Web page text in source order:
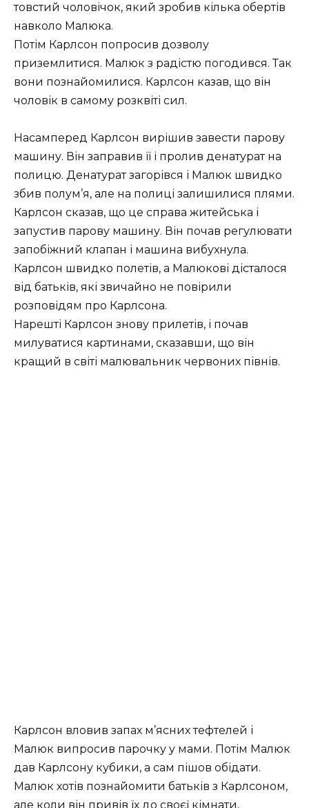
товстий чоловічок, який зробив кілька обертів
навколо Малюка.
Потім Карлсон попросив дозволу
приземлитися. Малюк з радістю погодився. Так
вони познайомилися. Карлсон казав, що він
чоловік в самому розквіті сил.
Насамперед Карлсон вирішив завести парову
машину. Він заправив її і пролив денатурат на
полицю. Денатурат загорівся і Малюк швидко
збив полум’я, але на полиці залишилися плями.
Карлсон сказав, що це справа житейська і
запустив парову машину. Він почав регулювати
запобіжний клапан і машина вибухнула.
Карлсон швидко полетів, а Малюкові дісталося
від батьків, які звичайно не повірили
розповідям про Карлсона.
Нарешті Карлсон знову прилетів, і почав
милуватися картинами, сказавши, що він
кращий в світі малювальник червоних півнів.
Карлсон вловив запах м’ясних тефтелей і
Малюк випросив парочку у мами. Потім Малюк
дав Карлсону кубики, а сам пішов обідати.
Малюк хотів познайомити батьків з Карлсоном,
але коли він привів їх до своєї кімнати,